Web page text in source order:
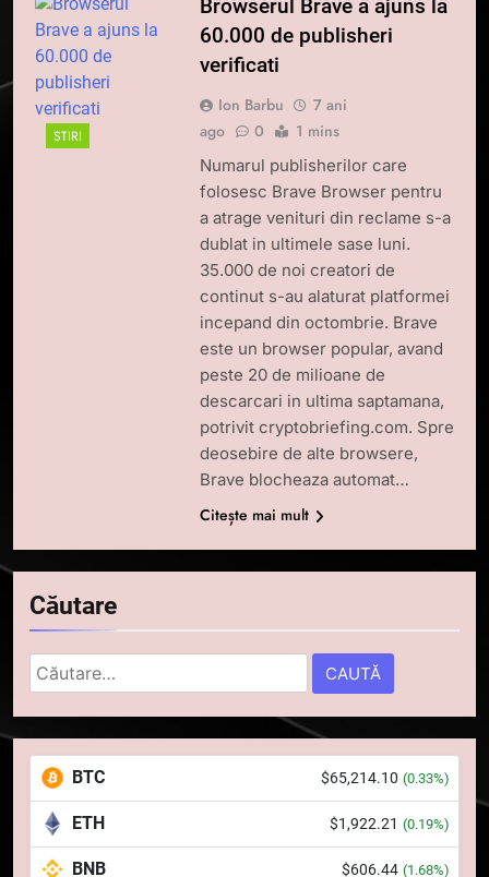
STIRI
Browserul Brave a ajuns la
60.000 de publisheri
verificati
Ion Barbu
7 ani
ago
0 1 mins
Numarul publisherilor care
folosesc Brave Browser pentru
a atrage venituri din reclame s-a
dublat in ultimele sase luni.
35.000 de noi creatori de
continut s-au alaturat platformei
incepand din octombrie. Brave
este un browser popular, avand
peste 20 de milioane de
descarcari in ultima saptamana,
potrivit cryptobriefing.com. Spre
deosebire de alte browsere,
Brave blocheaza automat…
Citește mai mult
Căutare
Caută
după:
BTC $65,214.10 (0.33%)
ETH $1,922.21 (0.19%)
BNB $606.44 (1.68%)
dolari cu sprijinul Ripple, apoi a
pierdut jumătate din aceștia
într-un atac cibernetic în mai
puțin de 24 de ore
Banii digitali și arhitectura
încrederii: O nouă viziune asupra
banilor în era digitală
7